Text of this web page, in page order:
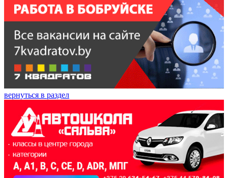
вернуться в раздел